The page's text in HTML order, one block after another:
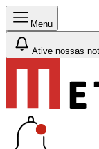
Menu
Ative nossas